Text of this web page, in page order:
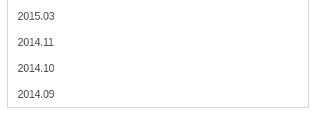
2015.03
2014.11
2014.10
2014.09